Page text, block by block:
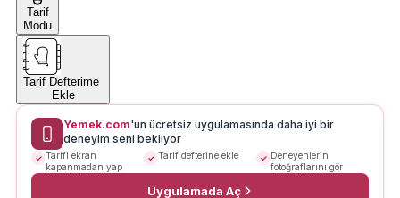
Tarif
Modu
Tarif Defterime
Ekle
Yemek.com'un ücretsiz uygulamasında daha iyi bir
deneyim seni bekliyor
Tarifi ekran
kapanmadan yap
Tarif defterine ekle
Deneyenlerin
fotoğraflarını gör
Uygulamada Aç